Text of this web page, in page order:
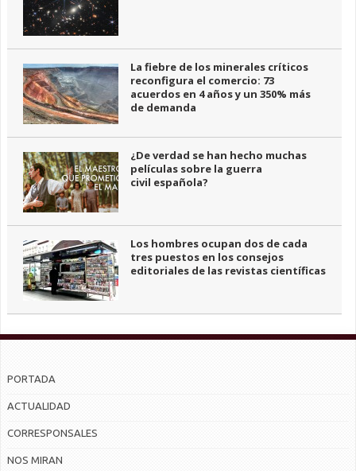
La fiebre de los minerales críticos
reconfigura el comercio: 73
acuerdos en 4 años y un 350% más
de demanda
¿De verdad se han hecho muchas
películas sobre la guerra
civil española?
Los hombres ocupan dos de cada
tres puestos en los consejos
editoriales de las revistas científicas
PORTADA
ACTUALIDAD
CORRESPONSALES
NOS MIRAN